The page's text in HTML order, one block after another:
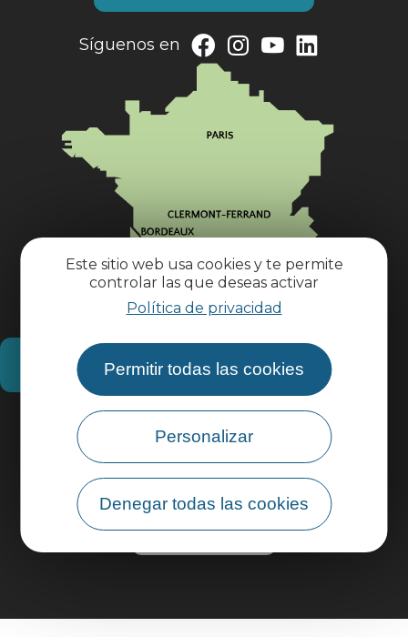
Este sitio web usa cookies y te permite
controlar las que deseas activar
Política de privacidad
Permitir todas las cookies
Personalizar
Denegar todas las cookies
Síguenos en
¿Cómo llegar?
Información práctica
Área profesional
Área de grupo